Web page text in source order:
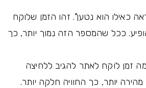
כאילו הוא נטען". זהו הזמן שלוקח
ככל שהמספר הזה נמוך יותר, כך
זמן לוקח לאתר להגיב ללחיצה
יותר, כך החוויה חלקה יותר.